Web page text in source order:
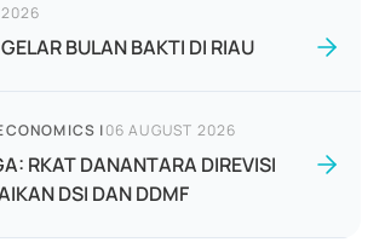
BULAN BAKTI DI RIAU
|06 AUGUST 2026
RKAT DANANTARA DIREVISI
DSI DAN DDMF